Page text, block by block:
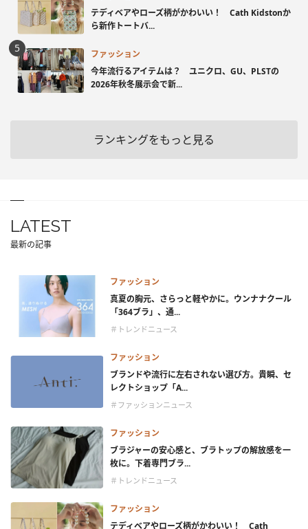
テディベアやローズ柄がかわいい！ Cath Kidstonか
ら新作トートバ...
ファッション
今年流行るアイテムは？ ユニクロ、GU、PLSTの
2026年秋冬展示会で新...
ランキングをもっと見る
LATEST
最新の記事
ファッション
真夏の胸元、さらっと軽やかに。ウンナナクール
「364ブラ」、通...
＃トレンドニュース
ファッション
ブランドや流行に左右されない選び方。貴瞬、セ
レクトショップ「A...
＃ファッションニュース
ファッション
ブラジャーの安心感と、ブラトップの解放感を一
枚に。下着専門ブラ...
＃トレンドニュース
ファッション
テディベアやローズ柄がかわいい！ Cath